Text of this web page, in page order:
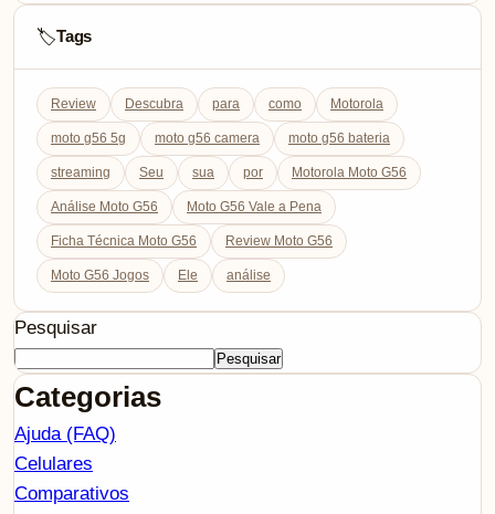
🏷️Tags
Review Descubra para como Motorola
moto g56 5g moto g56 camera moto g56 bateria
streaming Seu sua por Motorola Moto G56
Análise Moto G56 Moto G56 Vale a Pena
Ficha Técnica Moto G56 Review Moto G56
Moto G56 Jogos Ele análise
Pesquisar
Pesquisar
Categorias
Ajuda (FAQ)
Celulares
Comparativos